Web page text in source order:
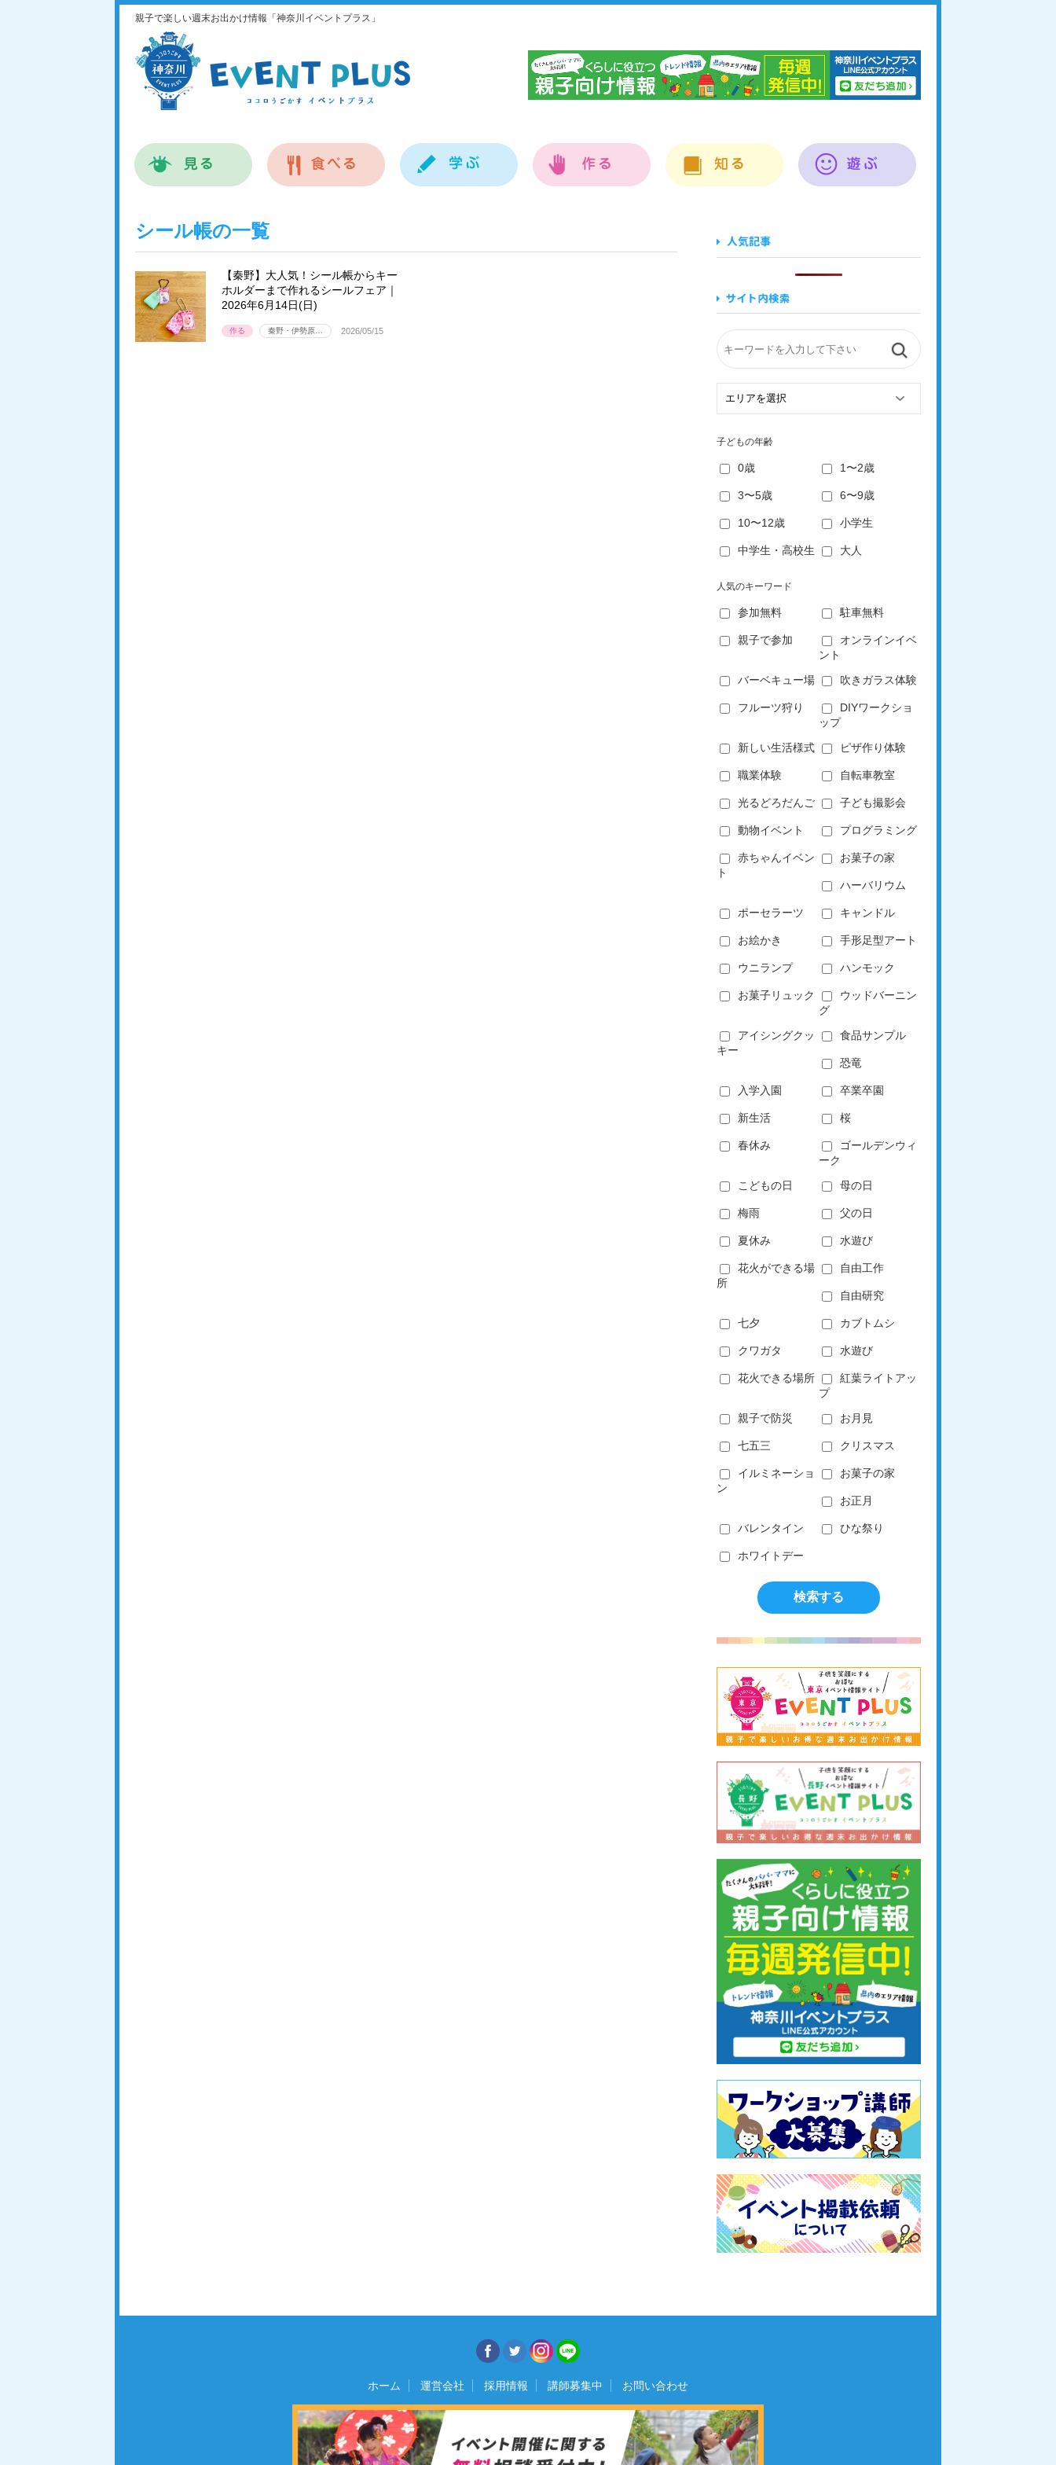
親子で楽しい週末お出かけ情報「神奈川イベントプラス」
シール帳の一覧
【秦野】大人気！シール帳からキー
ホルダーまで作れるシールフェア｜
2026年6月14日(日)
作る 秦野・伊勢原… 2026/05/15
子どもの年齢
0歳 1〜2歳
3〜5歳 6〜9歳
10〜12歳 小学生
中学生・高校生 大人
人気のキーワード
参加無料 駐車無料
親子で参加
オンラインイベ
ント
バーベキュー場 吹きガラス体験
フルーツ狩り
DIYワークショ
ップ
新しい生活様式 ピザ作り体験
職業体験 自転車教室
光るどろだんご 子ども撮影会
動物イベント プログラミング
赤ちゃんイベン
ト
お菓子の家
ハーバリウム
ポーセラーツ キャンドル
お絵かき 手形足型アート
ウニランプ ハンモック
お菓子リュック
ウッドバーニン
グ
アイシングクッ
キー
食品サンプル
恐竜
入学入園 卒業卒園
新生活 桜
春休み
ゴールデンウィ
ーク
こどもの日 母の日
梅雨 父の日
夏休み 水遊び
花火ができる場
所
自由工作
自由研究
七夕 カブトムシ
クワガタ 水遊び
花火できる場所
紅葉ライトアッ
プ
親子で防災 お月見
七五三 クリスマス
イルミネーショ
ン
お菓子の家
お正月
バレンタイン ひな祭り
ホワイトデー
ホーム 運営会社 採用情報 講師募集中 お問い合わせ